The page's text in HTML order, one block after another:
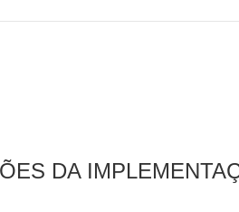
DA